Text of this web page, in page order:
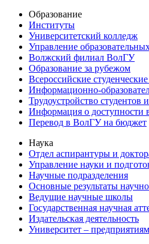
Образование
Институты
Университетский колледж
Управление
Волжский филиал ВолГУ
Образование за рубежом
Всероссийские
Информационно-
Трудоустройство студентов
Информация о доступности
Перевод в ВолГУ на бюджет
Наука
Отдел аспирантуры и
Управление науки и
Научные подразделения
Основные результаты
Ведущие научные школы
Государственная научная
Издательская деятельность
Университет – предприятиям